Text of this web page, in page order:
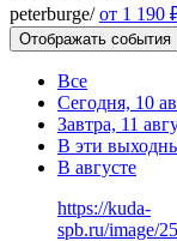
peterburge/ от 1 190
Отображать события
Все
Сегодня, 10
Завтра, 11
В эти
В августе
https://kuda-
spb.ru/image/